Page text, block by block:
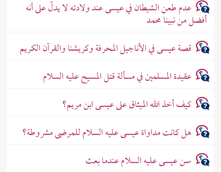
عدم طعن الشيطان في عيسى عند ولادته لا يدلّ على أنه
أفضل من نبينا محمد
قصة عيسى في الأناجيل المحرفة وكريشنا والقرآن الكريم
عقيدة المسلمين في مسألة قتل المسيح عليه السلام
كيف أخذ الله الميثاق على عيسى ابن مريم؟
هل كانت مداواة عيسى عليه السلام للمرضى مشروطة؟
سن عيسى عليه السلام عندما بعث